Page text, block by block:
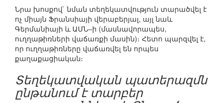
Նրա խոսքով` նման տեղեկատվություն տարածվել է
ոչ միայն Ֆրանսիայի վերաբերյալ, այլ նաև
Գերմանիայի և ԱՄՆ–ի (մասնավորապես,
ուղղաթիռների վաճառքի մասին)։ Հետո պարզվել է,
որ ուղղաթիռները վաճառվել են որպես
քաղաքացիական։
Տեղեկատվական պատերազմն
ընթանում է տարբեր